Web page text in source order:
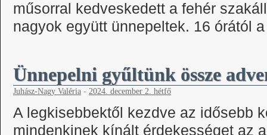
műsorral kedveskedett a fehér
nagyok együtt ünnepeltek. 16 órától
Ünnepelni gyűltünk össze
Juhász-Nagy Valéria - 2024. december 2. hétfő
A legkisebbektől kezdve az idősebb
mindenkinek kínált érdekességet az